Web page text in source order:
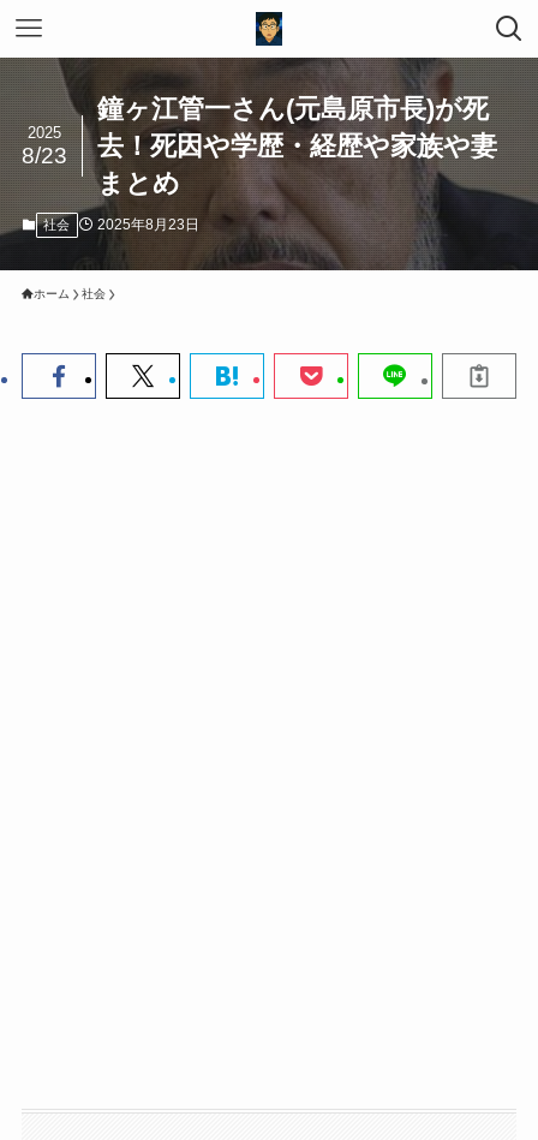
鐘ヶ江管一さん(元島原市長)が死
去！死因や学歴・経歴や家族や妻
まとめ
2025
8/23
社会 2025年8月23日
ホーム 社会